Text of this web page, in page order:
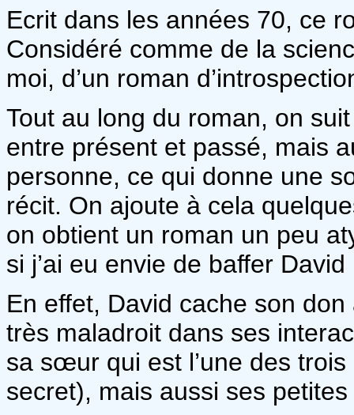
Ecrit dans les années 70, ce
Considéré comme de la
moi, d’un roman
Tout au long du roman, on
entre présent et passé, mais
personne, ce qui donne une
récit. On ajoute à cela
on obtient un roman un peu
si j’ai eu envie de baffer
En effet, David cache son
très maladroit dans ses
sa sœur qui est l’une des
secret), mais aussi ses